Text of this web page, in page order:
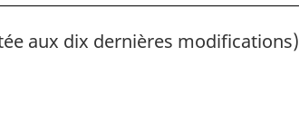
aux dix dernières modifications)